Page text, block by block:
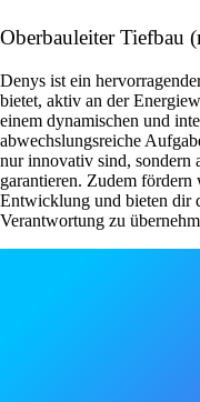
Oberbauleiter Tiefbau
Denys ist ein
bietet, aktiv an der
einem dynamischen und
abwechslungsreiche
nur innovativ sind, sondern
garantieren. Zudem
Entwicklung und bieten dir
Verantwortung zu